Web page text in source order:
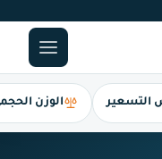
التسعير الوزن